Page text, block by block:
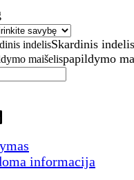
indelisSkardinis indelis
maišelispapildymo
informacija